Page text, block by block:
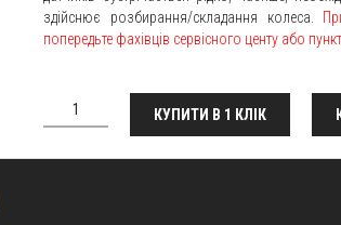
здійснює розбирання/складання колеса.
попередьте фахівців сервісного центу або
КУПИТИ В 1 КЛІК